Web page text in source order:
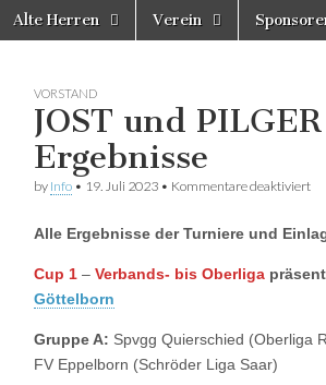
Alte Herren Verein
VORSTAND
JOST und
Ergebnisse
by Info • 19. Juli 2023 • Kommentare deaktiviertfür
Alle Ergebnisse der Turniere und
Cup 1 – Verbands- bis Oberliga
Göttelborn
Gruppe A: Spvgg Quierschied (Oberliga
FV Eppelborn (Schröder Liga Saar)